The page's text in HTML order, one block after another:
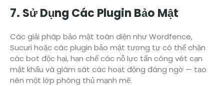
7. Sử Dụng Các Plugin Bảo Mật
Các giải pháp bảo mật toàn diện như Wordfence,
Sucuri hoặc các plugin bảo mật tương tự có thể chặn
các bot độc hại, hạn chế các nỗ lực tấn công vét cạn
mật khẩu và giám sát các hoạt động đáng ngờ — tạo
nên một lớp phòng thủ mạnh mẽ.